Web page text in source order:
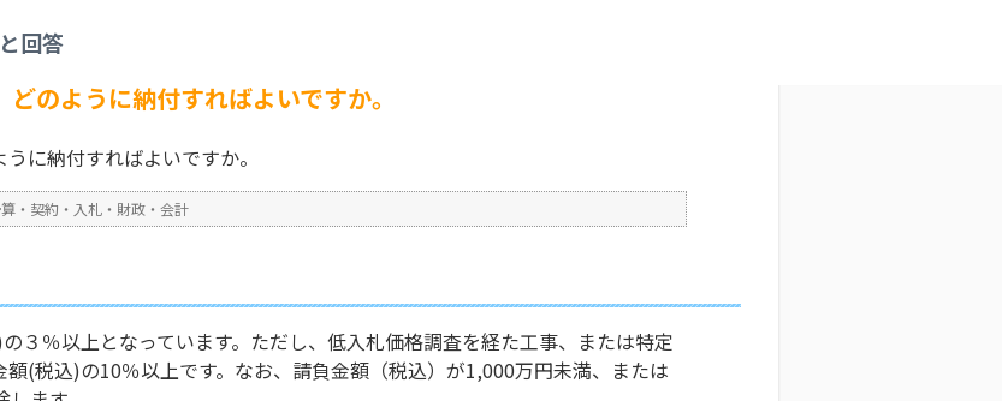
回答
のように納付すればよいですか。
に納付すればよいですか。
・契約・入札・財政・会計
３％以上となっています。ただし、低入札価格調査を経た工事、または特定
(税込)の10％以上です。なお、請負金額（税込）が1,000万円未満、または